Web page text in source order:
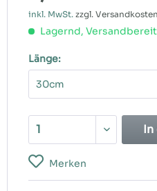
inkl. MwSt. zzgl. Versandkosten
Lagernd,
Länge:
In
Merken